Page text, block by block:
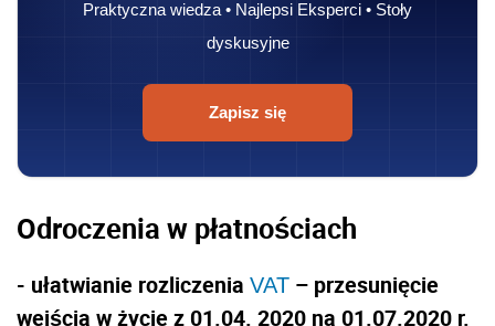
Praktyczna wiedza • Najlepsi Eksperci • Stoły
dyskusyjne
Zapisz się
Odroczenia w płatnościach
- ułatwianie rozliczenia VAT – przesunięcie
wejścia w życie z 01.04. 2020 na 01.07.2020 r.